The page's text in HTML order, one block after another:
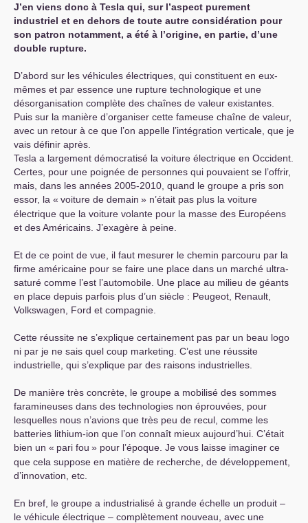
J’en viens donc à Tesla qui, sur l’aspect purement
industriel et en dehors de toute autre considération pour
son patron notamment, a été à l’origine, en partie, d’une
double rupture.
D’abord sur les véhicules électriques, qui constituent en eux-
mêmes et par essence une rupture technologique et une
désorganisation complète des chaînes de valeur existantes.
Puis sur la manière d’organiser cette fameuse chaîne de valeur,
avec un retour à ce que l’on appelle l’intégration verticale, que je
vais définir après.
Tesla a largement démocratisé la voiture électrique en Occident.
Certes, pour une poignée de personnes qui pouvaient se l’offrir,
mais, dans les années 2005-2010, quand le groupe a pris son
essor, la « voiture de demain » n’était pas plus la voiture
électrique que la voiture volante pour la masse des Européens
et des Américains. J’exagère à peine.
Et de ce point de vue, il faut mesurer le chemin parcouru par la
firme américaine pour se faire une place dans un marché ultra-
saturé comme l’est l’automobile. Une place au milieu de géants
en place depuis parfois plus d’un siècle : Peugeot, Renault,
Volkswagen, Ford et compagnie.
Cette réussite ne s’explique certainement pas par un beau logo
ni par je ne sais quel coup marketing. C’est une réussite
industrielle, qui s’explique par des raisons industrielles.
De manière très concrète, le groupe a mobilisé des sommes
faramineuses dans des technologies non éprouvées, pour
lesquelles nous n’avions que très peu de recul, comme les
batteries lithium-ion que l’on connaît mieux aujourd’hui. C’était
bien un « pari fou » pour l’époque. Je vous laisse imaginer ce
que cela suppose en matière de recherche, de développement,
d’innovation, etc.
En bref, le groupe a industrialisé à grande échelle un produit –
le véhicule électrique – complètement nouveau, avec une